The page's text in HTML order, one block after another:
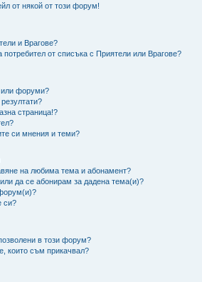
от някой от този форум!
и Врагове?
от списъка с Приятели или Врагове?
или форуми?
страница!?
си мнения и теми?
на любима тема и абонамент?
да се абонирам за дадена тема(и)?
си?
в този форум?
които съм прикачвал?